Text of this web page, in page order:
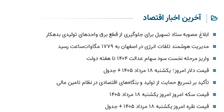
آخرین اخبار اقتصاد
ابلاغ مصوبه ستاد تسهیل برای جلوگیری از قطع برق واحدهای تولیدی بدهکار
مدیریت هوشمند تلفات انرژی در اصفهان به ۱۷۷۹ مگاوات‌ساعت رسید
واریز مرحله نخست سود سهام عدالت ۱۴۰۴ تا هفته دولت
قیمت دلار امروز؛ یکشنبه ۱۸ مرداد ۱۴۰۵ + جدول
تأکید بر تسریع حمایت از تولید و بنگاه‌های اقتصادی در نظام تامین مالی
قیمت سکه امروز امروز یکشنبه ۱۸ مرداد ۱۴۰۵
قیمت نقره امروز یکشنبه ۱۸ مرداد ۱۴۰۵ + جدول